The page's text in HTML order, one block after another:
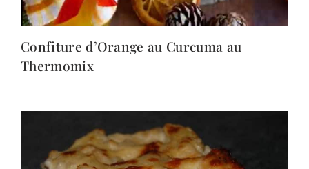
Confiture d’Orange au Curcuma au
Thermomix